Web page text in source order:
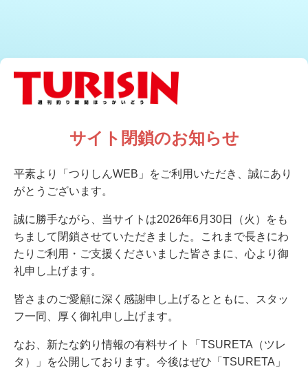
サイト閉鎖のお知らせ
平素より「つりしんWEB」をご利用いただき、誠にあり
がとうございます。
誠に勝手ながら、当サイトは2026年6月30日（火）をも
ちまして閉鎖させていただきました。これまで長きにわ
たりご利用・ご支援くださいました皆さまに、心より御
礼申し上げます。
皆さまのご愛顧に深く感謝申し上げるとともに、スタッ
フ一同、厚く御礼申し上げます。
なお、新たな釣り情報の有料サイト「TSURETA（ツレ
タ）」を公開しております。今後はぜひ「TSURETA」